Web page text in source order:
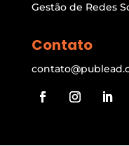
Gestão de Redes
Contato